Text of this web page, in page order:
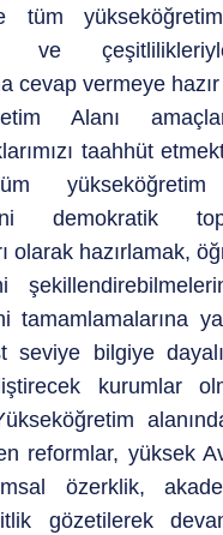
tüm yükseköğretim
ve
cevap vermeye
Alanı
taahhüt
yükseköğretim
demokratik
olarak hazırlamak,
tamamlamalarına
seviye bilgiye
kurumlar
reformlar, yüksek
özerklik,
gözetilerek